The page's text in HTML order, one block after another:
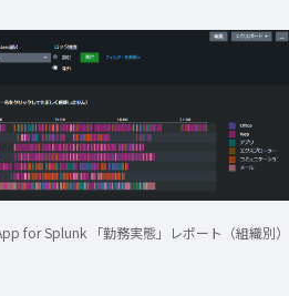
for Splunk 「勤務実態」レポート（組織別）